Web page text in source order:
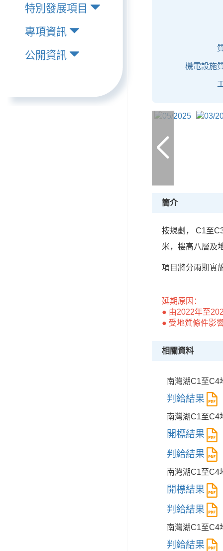
特別發展項目
專項資訊
公開資訊
機電設施
簡介
按規劃， C1至
米，樓高八層及
項目將分兩期實
延期原因：
● 由2022年至
● 受地質條件影
相關資料
南灣湖C1至C4
判給結果
南灣湖C1至C4
開標結果
判給結果
南灣湖C1至C4
開標結果
判給結果
南灣湖C1至C4
判給結果